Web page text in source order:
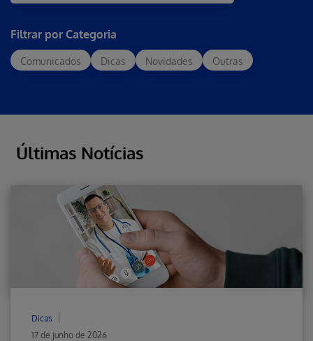
Filtrar por Categoria
Comunicados Dicas Novidades Outras
Últimas Notícias
Dicas
17 de junho de 2026